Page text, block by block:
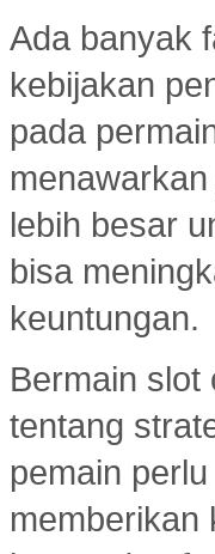
Ada banyak
kebijakan
pada
menawarkan
lebih besar
bisa
keuntungan.
Bermain slot
tentang
pemain
memberikan